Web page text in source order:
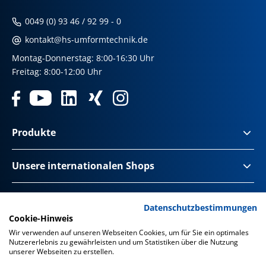
0049 (0) 93 46 / 92 99 - 0
kontakt@hs-umformtechnik.de
Montag-Donnerstag: 8:00-16:30 Uhr
Freitag: 8:00-12:00 Uhr
Produkte
Unsere internationalen Shops
Datenschutz
Datenschutz Social Media
Datenschutzbestimmungen
Cookie-Hinweis
Wir verwenden auf unseren Webseiten Cookies, um für Sie ein optimales
Nutzererlebnis zu gewährleisten und um Statistiken über die Nutzung
unserer Webseiten zu erstellen.